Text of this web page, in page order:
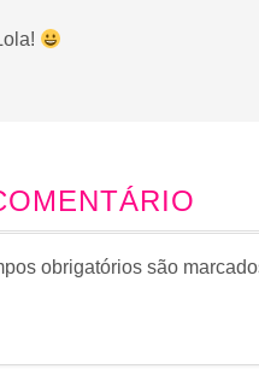
obrigatórios são